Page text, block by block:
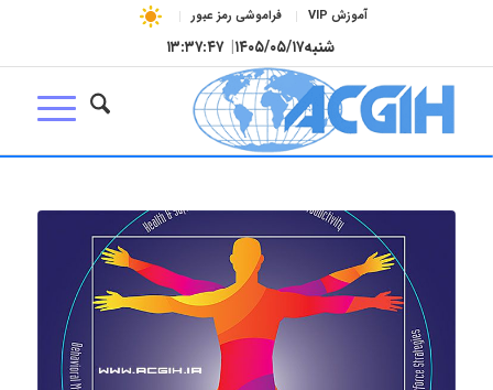
آموزش VIP فراموشی رمز عبور
شنبه۱۴۰۵/۰۵/۱۷| ۱۳:۳۷:۴۸